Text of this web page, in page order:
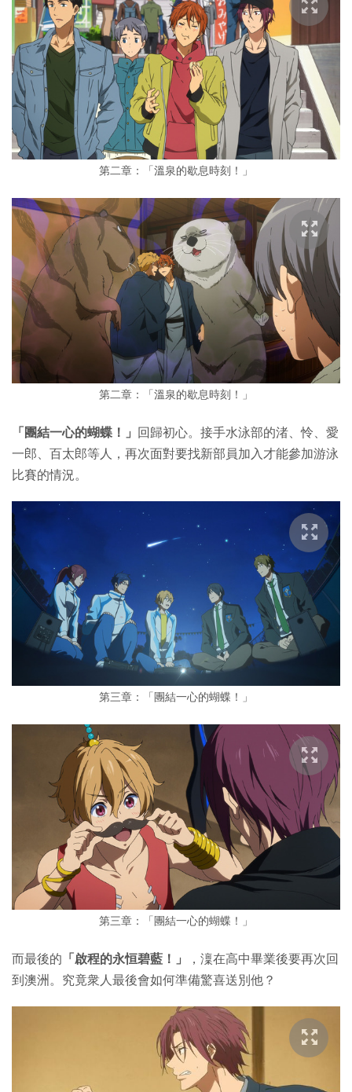
第二章：「溫泉的歇息時刻！」
第二章：「溫泉的歇息時刻！」
「團結一心的蝴蝶！」
回歸初心。接手水泳部的渚、怜、愛
一郎、百太郎等人，再次面對要找新部員加入才能參加游泳
比賽的情況。
第三章：「團結一心的蝴蝶！」
第三章：「團結一心的蝴蝶！」
而最後的 「啟程的永恒碧藍！」
，澟在高中畢業後要再次回
到澳洲。究竟衆人最後會如何準備驚喜送別他？